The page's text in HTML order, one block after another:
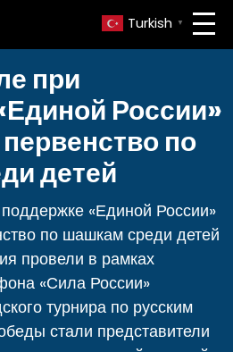
Turkish ▼
при
России»
по
детей
«Единой России»
по шашкам среди детей
провели в рамках
«Сила России»
турнира по русским
стали представители